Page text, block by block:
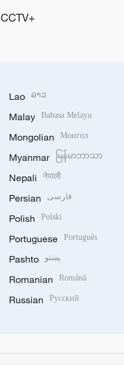
CCTV+
Lao ລາວ
Malay Bahasa Melayu
Mongolian Монгол
Myanmar မြန်မာဘာသာ
Nepali नेपाली
Persian فارسی
Polish Polski
Portuguese Português
Pashto پښتو
Romanian Română
Russian Русский